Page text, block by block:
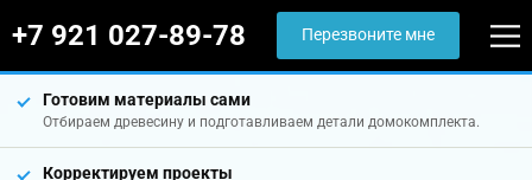
+7 921 027-89-78 Перезвоните мне
Готовим материалы сами
Отбираем древесину и подготавливаем детали домокомплекта.
Корректируем проекты